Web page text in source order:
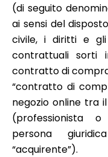
(di seguito
ai sensi del
civile, i diritti e
contrattuali sorti
contratto di
“contratto di
negozio online tra
(professionista
persona
“acquirente”).